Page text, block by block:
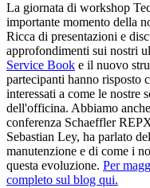
La giornata di workshop
importante momento della
Ricca di presentazioni e
approfondimenti sui nostri
Service Book e il nuovo
partecipanti hanno risposto
interessati a come le nostre
dell'officina. Abbiamo
conferenza Schaeffler
Sebastian Ley, ha parlato
manutenzione e di come i
questa evoluzione. Per
completo sul blog qui.